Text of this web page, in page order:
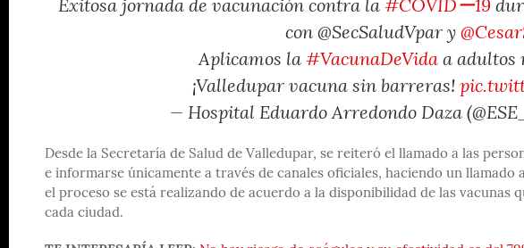
Exitosa jornada de vacunación contra la #COVIDー19
con @SecSaludVpar y
Aplicamos la #VacunaDeVida a adultos
¡Valledupar vacuna sin barreras!
— Hospital Eduardo Arredondo Daza
Desde la Secretaría de Salud de Valledupar, se reiteró el llamado a las
e informarse únicamente a través de canales oficiales, haciendo un llamado
el proceso se está realizando de acuerdo a la disponibilidad de las vacunas
cada ciudad.